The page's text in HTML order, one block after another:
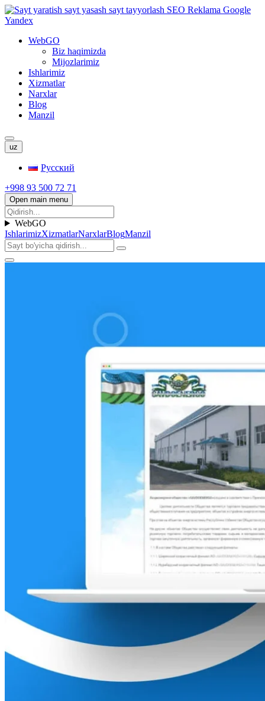
WebGO
Biz haqimizda
Mijozlarimiz
Ishlarimiz
Xizmatlar
Narxlar
Blog
Manzil
uz
Русский
+998 93 500 72 71
Open main menu
WebGO
IshlarimizXizmatlarNarxlarBlogManzil